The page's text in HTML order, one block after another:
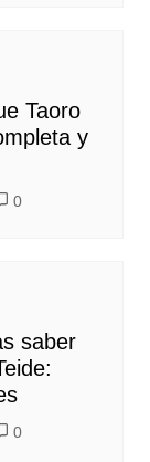
Taoro
y
0
saber
0